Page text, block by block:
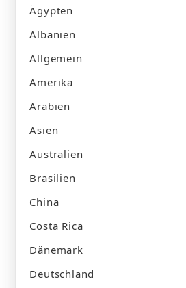
Ägypten
Albanien
Allgemein
Amerika
Arabien
Asien
Australien
Brasilien
China
Costa Rica
Dänemark
Deutschland